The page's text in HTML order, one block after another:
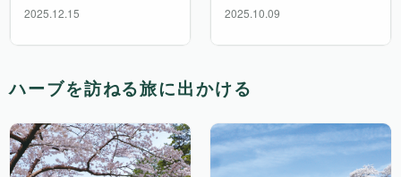
2025.12.15 2025.10.09
ハーブを訪ねる旅に出かける